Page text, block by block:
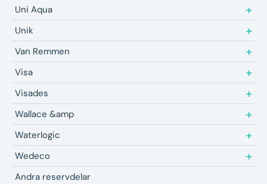
Andra reservdelar
Uni Aqua
Unik
Van Remmen
Visa
Visades
Wallace &amp
Waterlogic
Wedeco